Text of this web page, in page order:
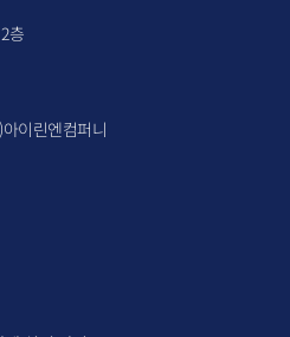
층
이린엔컴퍼니